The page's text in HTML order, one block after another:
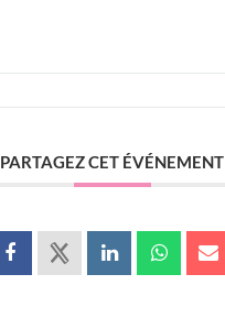
PARTAGEZ CET ÉVÉNEMENT